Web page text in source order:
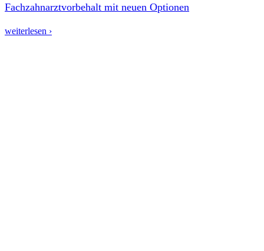
Fachzahnarztvorbehalt mit neuen Optionen
weiterlesen ›